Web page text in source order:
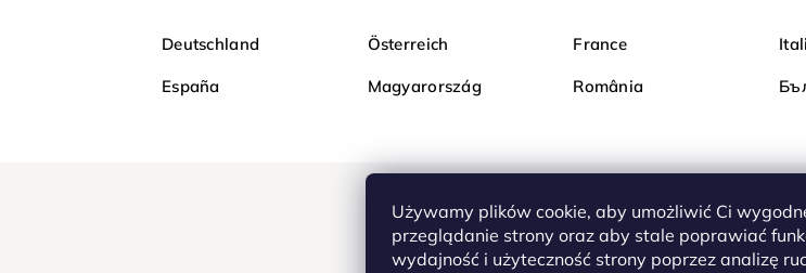
Używamy plików cookie, aby umożliwić Ci
przeglądanie strony oraz aby stale poprawiać
wydajność i użyteczność strony poprzez analizę
Deutschland Österreich France
España Magyarország România